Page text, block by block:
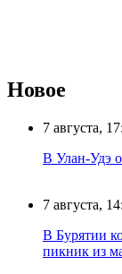
Новое
7 августа,
В Улан-Удэ
7 августа,
В Бурятии
пикник из